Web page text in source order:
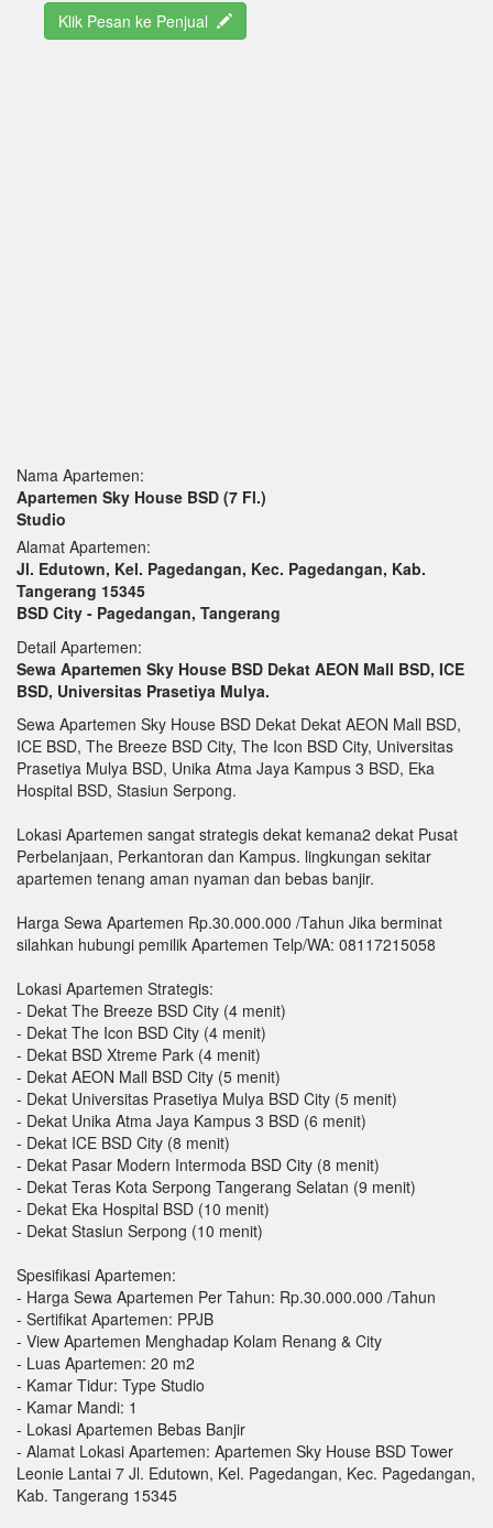
Klik Pesan ke Penjual
Nama Apartemen:
Apartemen Sky House BSD (7 Fl.)
Studio
Alamat Apartemen:
Jl. Edutown, Kel. Pagedangan, Kec. Pagedangan, Kab.
Tangerang 15345
BSD City - Pagedangan, Tangerang
Detail Apartemen:
Sewa Apartemen Sky House BSD Dekat AEON Mall BSD, ICE
BSD, Universitas Prasetiya Mulya.
Sewa Apartemen Sky House BSD Dekat Dekat AEON Mall BSD,
ICE BSD, The Breeze BSD City, The Icon BSD City, Universitas
Prasetiya Mulya BSD, Unika Atma Jaya Kampus 3 BSD, Eka
Hospital BSD, Stasiun Serpong.
Lokasi Apartemen sangat strategis dekat kemana2 dekat Pusat
Perbelanjaan, Perkantoran dan Kampus. lingkungan sekitar
apartemen tenang aman nyaman dan bebas banjir.
Harga Sewa Apartemen Rp.30.000.000 /Tahun Jika berminat
silahkan hubungi pemilik Apartemen Telp/WA: 08117215058
Lokasi Apartemen Strategis:
- Dekat The Breeze BSD City (4 menit)
- Dekat The Icon BSD City (4 menit)
- Dekat BSD Xtreme Park (4 menit)
- Dekat AEON Mall BSD City (5 menit)
- Dekat Universitas Prasetiya Mulya BSD City (5 menit)
- Dekat Unika Atma Jaya Kampus 3 BSD (6 menit)
- Dekat ICE BSD City (8 menit)
- Dekat Pasar Modern Intermoda BSD City (8 menit)
- Dekat Teras Kota Serpong Tangerang Selatan (9 menit)
- Dekat Eka Hospital BSD (10 menit)
- Dekat Stasiun Serpong (10 menit)
Spesifikasi Apartemen:
- Harga Sewa Apartemen Per Tahun: Rp.30.000.000 /Tahun
- Sertifikat Apartemen: PPJB
- View Apartemen Menghadap Kolam Renang & City
- Luas Apartemen: 20 m2
- Kamar Tidur: Type Studio
- Kamar Mandi: 1
- Lokasi Apartemen Bebas Banjir
- Alamat Lokasi Apartemen: Apartemen Sky House BSD Tower
Leonie Lantai 7 Jl. Edutown, Kel. Pagedangan, Kec. Pagedangan,
Kab. Tangerang 15345